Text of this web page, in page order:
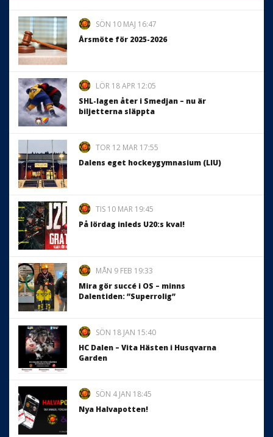
SÖN 10 MAJ 16:47
Årsmöte för 2025-2026
LÖR 18 APR 12:05
SHL-lagen åter i Smedjan – nu är
biljetterna släppta
TOR 12 MAR 17:55
Dalens eget hockeygymnasium (LIU)
TIS 10 MAR 19:45
På lördag inleds U20:s kval!
MÅN 9 FEB 19:33
Mira gör succé i OS – minns
Dalentiden: ”Superrolig”
SÖN 18 JAN 15:40
HC Dalen – Vita Hästen i Husqvarna
Garden
SÖN 4 JAN 18:45
Nya Halvapotten!